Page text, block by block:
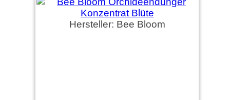
Hersteller: Bee Bloom